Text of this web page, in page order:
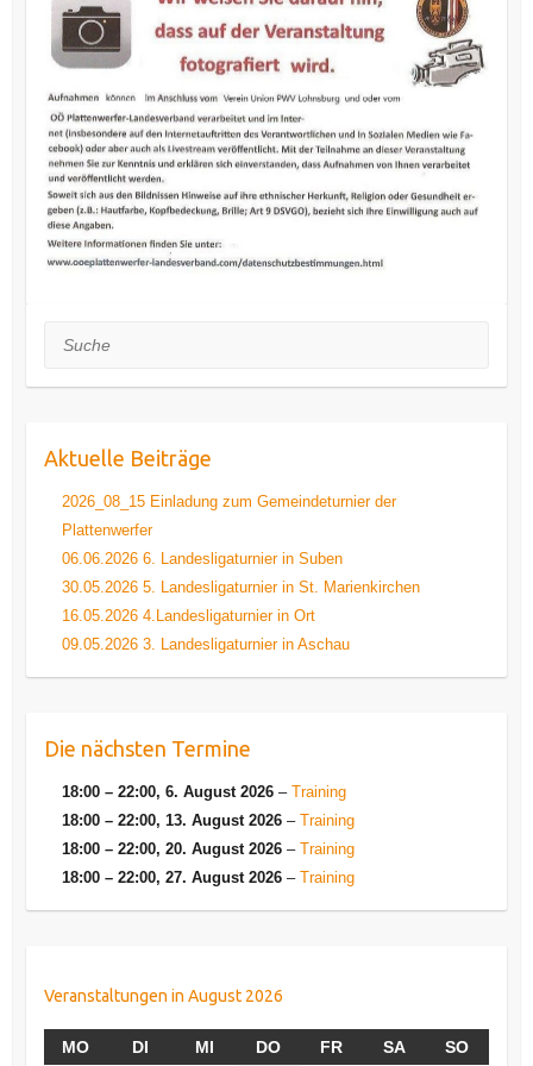
Suche
Aktuelle Beiträge
2026_08_15 Einladung zum Gemeindeturnier der
Plattenwerfer
06.06.2026 6. Landesligaturnier in Suben
30.05.2026 5. Landesligaturnier in St. Marienkirchen
16.05.2026 4.Landesligaturnier in Ort
09.05.2026 3. Landesligaturnier in Aschau
Die nächsten Termine
18:00 – 22:00, 6. August 2026– Training
18:00 – 22:00, 13. August 2026– Training
18:00 – 22:00, 20. August 2026– Training
18:00 – 22:00, 27. August 2026– Training
Veranstaltungen in August 2026
MOMONTAG
DIDIENSTAG
MIMITTWOCH
DODONNERSTAG
FRFREITAG
SASAMSTAG
SO